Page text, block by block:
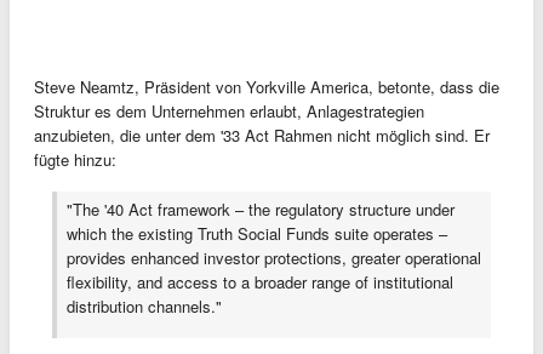
Steve Neamtz, Präsident von Yorkville America, betonte, dass die
Struktur es dem Unternehmen erlaubt, Anlagestrategien
anzubieten, die unter dem '33 Act Rahmen nicht möglich sind. Er
fügte hinzu:
"The '40 Act framework – the regulatory structure under
which the existing Truth Social Funds suite operates –
provides enhanced investor protections, greater operational
flexibility, and access to a broader range of institutional
distribution channels."